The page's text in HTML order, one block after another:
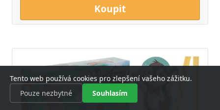
Koupit
Tento web používá cookies pro zlepšení vašeho zážitku.
Pouze nezbytné
Souhlasím